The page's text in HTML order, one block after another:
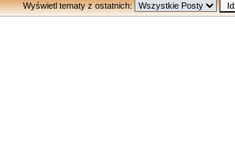
Wyświetl tematy z ostatnich: